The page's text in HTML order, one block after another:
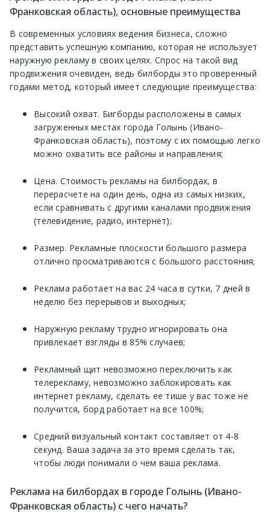
Франковская область), основные преимущества
В современных условиях ведения бизнеса, сложно
представить успешную компанию, которая не использует
наружную рекламу в своих целях. Спрос на такой вид
продвижения очевиден, ведь билборды это проверенный
годами метод, который имеет следующие преимущества:
Высокий охват. Бигборды расположены в самых
загруженных местах города Голынь (Ивано-
Франковская область), поэтому с их помощью легко
можно охватить все районы и направления;
Цена. Стоимость рекламы на билбордах, в
перерасчете на один день, одна из самых низких,
если сравнивать с другими каналами продвижения
(телевидение, радио, интернет);
Размер. Рекламные плоскости большого размера
отлично просматриваются с большого расстояния;
Реклама работает на вас 24 часа в сутки, 7 дней в
неделю без перерывов и выходных;
Наружную рекламу трудно игнорировать она
привлекает взгляды в 85% случаев;
Рекламный щит невозможно переключить как
телерекламу, невозможно заблокировать как
интернет рекламу, сделать ее тише у вас тоже не
получится, борд работает на все 100%;
Средний визуальный контакт составляет от 4-8
секунд. Ваша задача за это время сделать так,
чтобы люди понимали о чем ваша реклама.
Реклама на билбордах в городе Голынь (Ивано-
Франковская область) с чего начать?